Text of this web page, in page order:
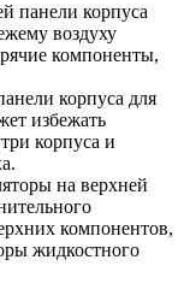
панели корпуса
воздуху
компоненты,
корпуса для
избежать
корпуса и
на верхней
компонентов,
жидкостного